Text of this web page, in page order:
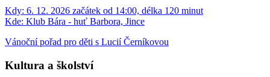
Kdy: 6. 12. 2026 začátek od 14:00, délka 120 minut
Kde: Klub Bára - huť Barbora, Jince
Vánoční pořad pro děti s Lucií Černíkovou
Kultura a školství